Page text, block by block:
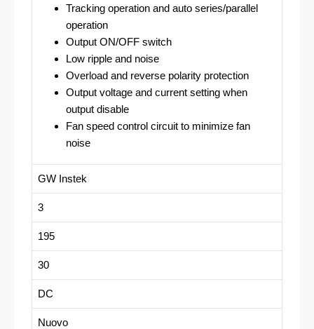
Tracking operation and auto series/parallel
operation
Output ON/OFF switch
Low ripple and noise
Overload and reverse polarity protection
Output voltage and current setting when
output disable
Fan speed control circuit to minimize fan
noise
GW Instek
3
195
30
DC
Nuovo